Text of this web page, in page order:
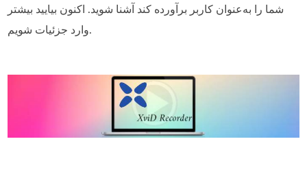
شما را به‌عنوان کاربر برآورده کند آشنا شوید. اکنون بیایید بیشتر
وارد جزئیات شویم.